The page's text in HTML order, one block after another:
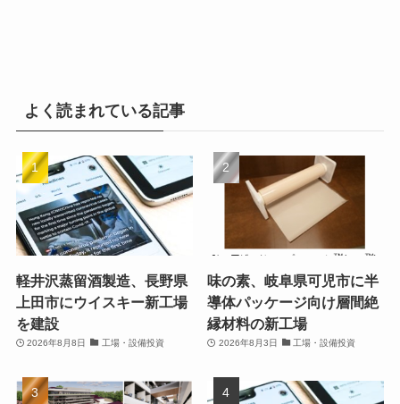
よく読まれている記事
軽井沢蒸留酒製造、長野県
上田市にウイスキー新工場
を建設
2026年8月8日 工場・設備投資
味の素、岐阜県可児市に半
導体パッケージ向け層間絶
縁材料の新工場
2026年8月3日 工場・設備投資